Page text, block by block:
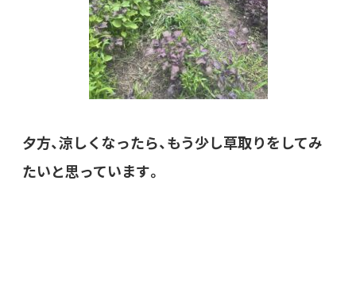
夕方、涼しくなったら、もう少し草取りをしてみ
たいと思っています。